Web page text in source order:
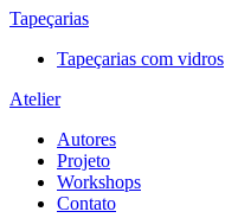
Tapeçarias
Tapeçarias com vidros
Atelier
Autores
Projeto
Workshops
Contato